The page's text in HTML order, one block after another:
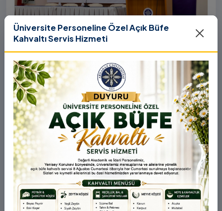
Üniversitemizde “Üniversitelerin İklim
Diplomasisindeki Rolü” Konulu Bilgilendirme
Toplantısı Yapıldı
Birleşmiş Milletler İklim Değişikliği Çerçeve Sözleşmesi
Taraflar Konferansı’nın 31. oturumu (COP31), ülkemiz
ev sahipliğinde 9-12 Kasım 2026 tarihleri arasında
Antalya’da gerçekleştirilecek. Bu kapsamda
Yükseköğretim Kurulu (YÖK), üniversitelerin akademik
katkı ve proje bildirimlerini koordine etme çağrısında
bulundu. Ardahan Üniversitesinde 31 Temmuz 2026
tarihinde bu çağrıya yönelik bir ön hazırlık toplantısı
düzenlendi.
Üniversite Personeline Özel Açık Büfe
Kahvaltı Servis Hizmeti